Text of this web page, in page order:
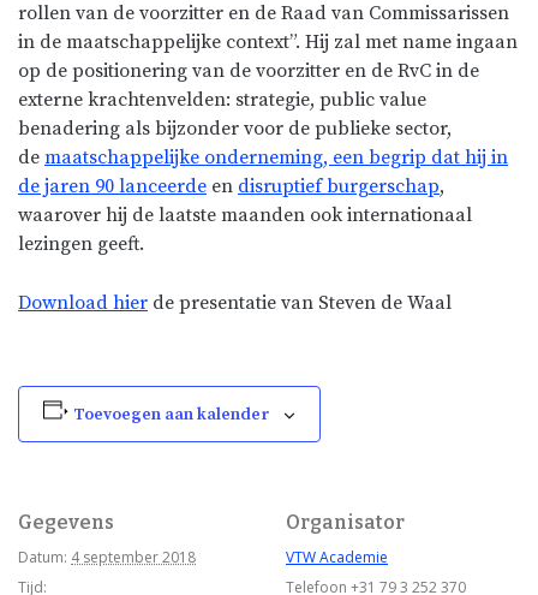
rollen van de voorzitter en de Raad van Commissarissen
in de maatschappelijke context”. Hij zal met name ingaan
op de positionering van de voorzitter en de RvC in de
externe krachtenvelden: strategie, public value
benadering als bijzonder voor de publieke sector,
de maatschappelijke onderneming, een begrip dat hij in
de jaren 90 lanceerde en disruptief burgerschap,
waarover hij de laatste maanden ook internationaal
lezingen geeft.
Download hier de presentatie van Steven de Waal
Toevoegen aan kalender
Gegevens
Datum: 4 september 2018
Tijd:
Organisator
VTW Academie
Telefoon +31 79 3 252 370